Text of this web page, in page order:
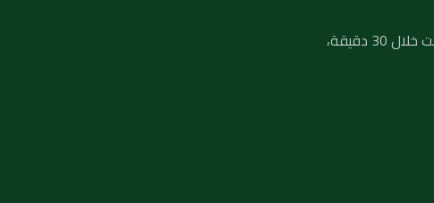
لا تنتظر تفاقم المشكلة — فريق فني صحي جاهز يصلك في أي منطقة بالكويت خلال 30 دقيقة،